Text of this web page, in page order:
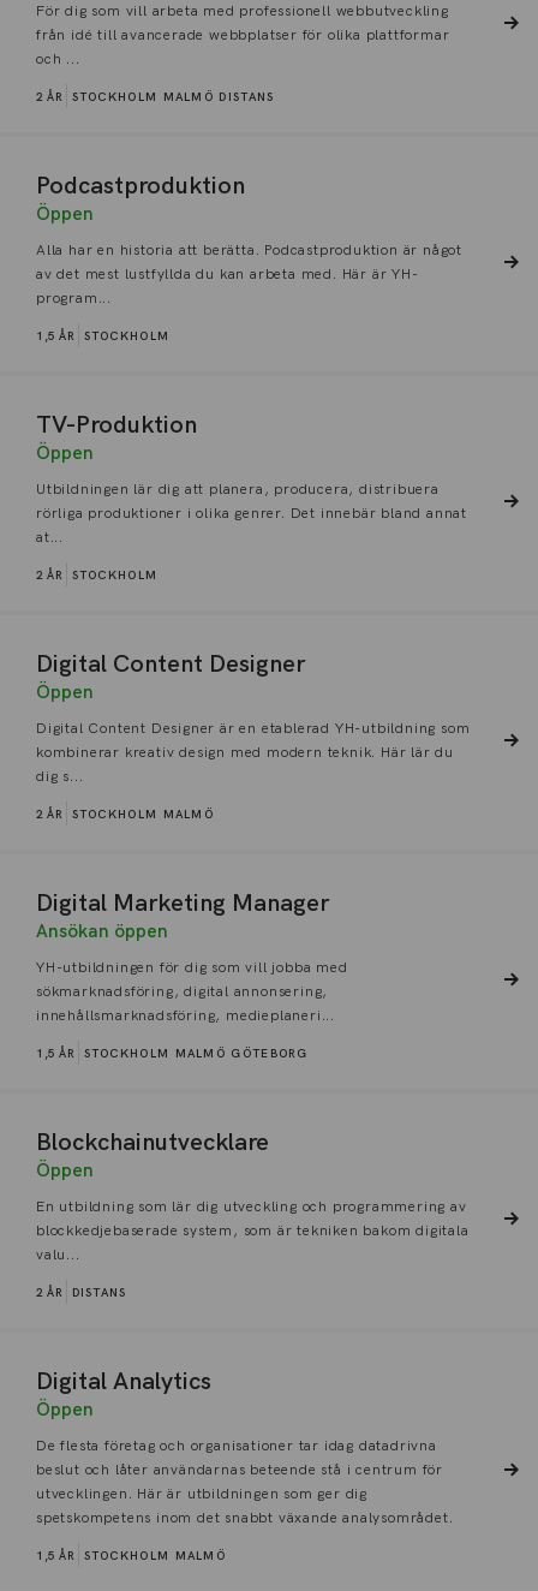
För dig som vill arbeta med professionell webbutveckling
från idé till avancerade webbplatser för olika plattformar
och ...
2 ÅR STOCKHOLM MALMÖ DISTANS
Podcastproduktion
Öppen
Alla har en historia att berätta. Podcastproduktion är något
av det mest lustfyllda du kan arbeta med. Här är YH-
program...
1,5 ÅR STOCKHOLM
TV-Produktion
Öppen
Utbildningen lär dig att planera, producera, distribuera
rörliga produktioner i olika genrer. Det innebär bland annat
at...
2 ÅR STOCKHOLM
Digital Content Designer
Öppen
Digital Content Designer är en etablerad YH-utbildning som
kombinerar kreativ design med modern teknik. Här lär du
dig s...
2 ÅR STOCKHOLM MALMÖ
Digital Marketing Manager
Ansökan öppen
YH-utbildningen för dig som vill jobba med
sökmarknadsföring, digital annonsering,
innehållsmarknadsföring, medieplaneri...
1,5 ÅR STOCKHOLM MALMÖ GÖTEBORG
Blockchainutvecklare
Öppen
En utbildning som lär dig utveckling och programmering av
blockkedjebaserade system, som är tekniken bakom digitala
valu...
2 ÅR DISTANS
Digital Analytics
Öppen
De flesta företag och organisationer tar idag datadrivna
beslut och låter användarnas beteende stå i centrum för
utvecklingen. Här är utbildningen som ger dig
spetskompetens inom det snabbt växande analysområdet.
1,5 ÅR STOCKHOLM MALMÖ